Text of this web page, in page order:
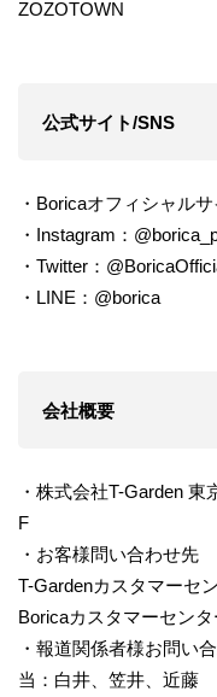
ZOZOTOWN
公式サイト/SNS
・Boricaオフィシャルサ
・Instagram：
・Twitter：
・LINE：@borica
会社概要
・株式会社T-Garden
F
・お客様問い合わせ先
T-Gardenカスタマーセ
Boricaカスタマーセン
・報道関係者様お問い
当：白井、笠井、近藤